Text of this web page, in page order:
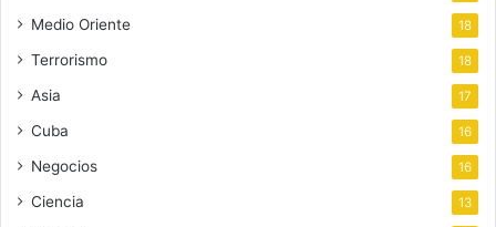
Medio Oriente 18
Terrorismo 18
Asia 17
Cuba 16
Negocios 16
Ciencia 13